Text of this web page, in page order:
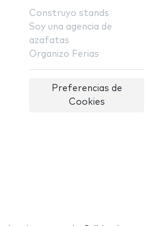
Construyo stands
Soy una agencia de
azafatas
Organizo Ferias
Preferencias de
Cookies